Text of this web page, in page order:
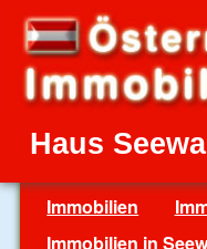
Haus
Immobilien
Immobilien in